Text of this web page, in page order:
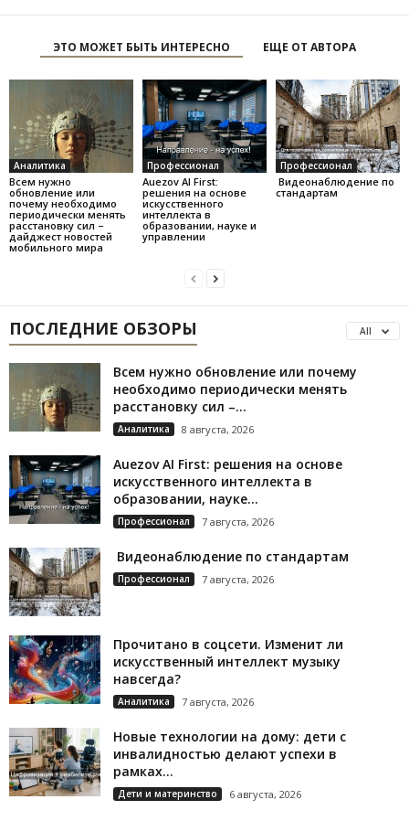
ЭТО МОЖЕТ БЫТЬ ИНТЕРЕСНО ЕЩЕ ОТ АВТОРА
Аналитика
Всем нужно
обновление или
почему необходимо
периодически менять
расстановку сил –
дайджест новостей
мобильного мира
Профессионал
Auezov AI First:
решения на основе
искусственного
интеллекта в
образовании, науке и
управлении
Профессионал
Видеонаблюдение по
стандартам
ПОСЛЕДНИЕ ОБЗОРЫ All
Всем нужно обновление или почему
необходимо периодически менять
расстановку сил –...
Аналитика 8 августа, 2026
Auezov AI First: решения на основе
искусственного интеллекта в
образовании, науке...
Профессионал 7 августа, 2026
Видеонаблюдение по стандартам
Профессионал 7 августа, 2026
Прочитано в соцсети. Изменит ли
искусственный интеллект музыку
навсегда?
Аналитика 7 августа, 2026
Новые технологии на дому: дети с
инвалидностью делают успехи в
рамках...
Дети и материнство 6 августа, 2026